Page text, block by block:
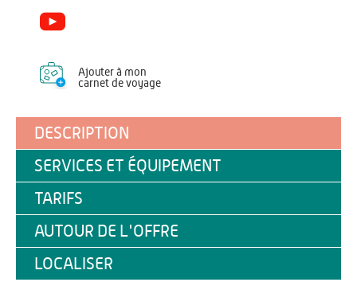
Ajouter à mon
carnet de voyage
DESCRIPTION
SERVICES ET ÉQUIPEMENT
TARIFS
AUTOUR DE L'OFFRE
LOCALISER